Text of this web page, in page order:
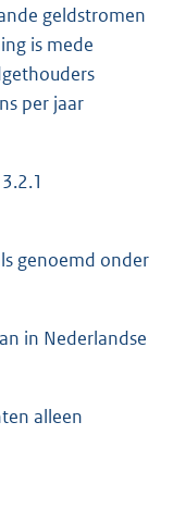
geldstromen
is mede
per jaar
genoemd onder
in Nederlandse
alleen